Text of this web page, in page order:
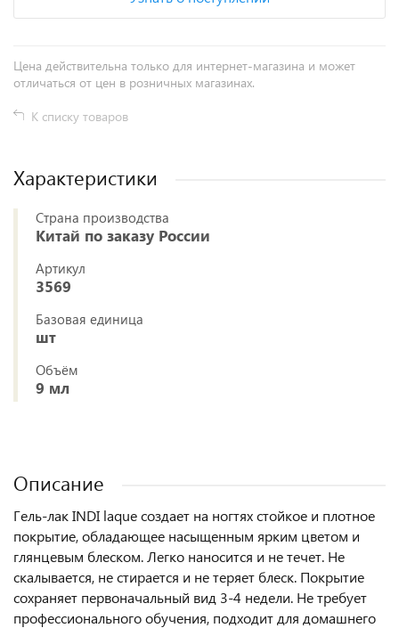
Цена действительна только для интернет-магазина и может
отличаться от цен в розничных магазинах.
К списку товаров
Характеристики
Страна производства
Китай по заказу России
Артикул
3569
Базовая единица
шт
Объём
9 мл
Описание
Гель-лак INDI laque создает на ногтях стойкое и плотное
покрытие, обладающее насыщенным ярким цветом и
глянцевым блеском. Легко наносится и не течет. Не
скалывается, не стирается и не теряет блеск. Покрытие
сохраняет первоначальный вид 3-4 недели. Не требует
профессионального обучения, подходит для домашнего